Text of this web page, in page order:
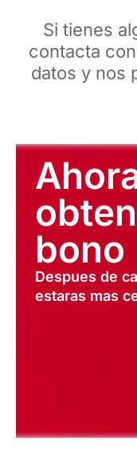
Si tienes
contacta
datos y nos
bono
Despues de
estaras mas